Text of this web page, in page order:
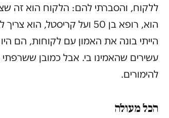
ללקוח, והסברתי להם: הלקוח הוא זה
הוא, רופא בן 50 ועל קריסטל,
הייתי בונה את האמון עם לקוחות, הם היו
עשירים שהאמינו בי. אבל כמובן ששרפתי
להימורים.
הכל מעולה